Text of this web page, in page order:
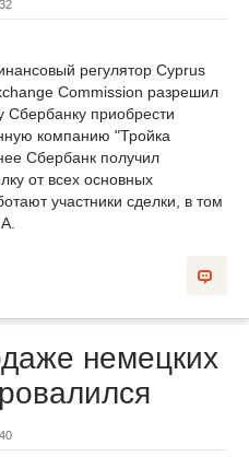
регулятор Cyprus
Commission разрешил
Сбербанку приобрести
компанию "Тройка
Сбербанк получил
от всех основных
участники сделки, в том
немецких